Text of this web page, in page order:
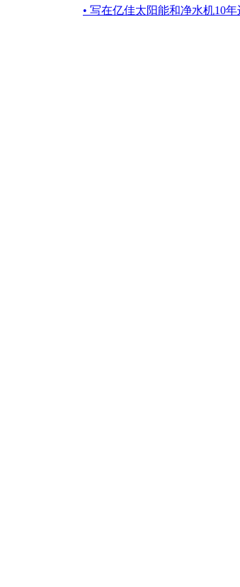
• 写在亿佳太阳能和净水机10年